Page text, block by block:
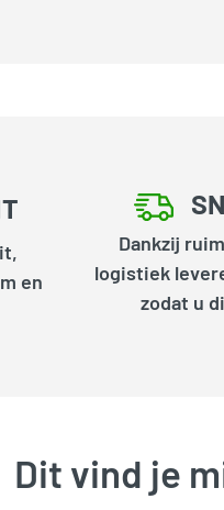
en
Dankzij
logistiek
zodat u
Dit vind je